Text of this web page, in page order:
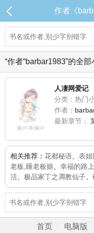
作者《
“作者“barbar1983”的全部
人凄网爱记
分类：热门
作者：
最新章节：
相关推荐： 花都秘语 表姐
老板,睡老板娘
幸福的路上
活
极品家丁之凋教仙子
首页 电脑版